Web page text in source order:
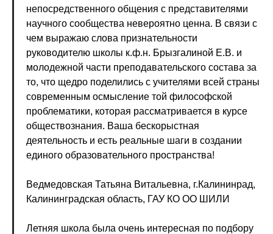
непосредственного общения с представителями
научного сообщества невероятно ценна. В связи с
чем выражаю слова признательности
руководителю школы к.ф.н. Брызгалиной Е.В. и
молодежной части преподавательского состава за
то, что щедро поделились с учителями всей страны
современным осмысление той философской
проблематики, которая рассматривается в курсе
обществознания. Ваша бескорыстная
деятельность и есть реальные шаги в создании
единого образовательного пространства!
Ведмедовская Татьяна Витальевна, г.Калининрад,
Калининградская область, ГАУ КО ОО ШИЛИ
Летняя школа была очень интересная по подбору